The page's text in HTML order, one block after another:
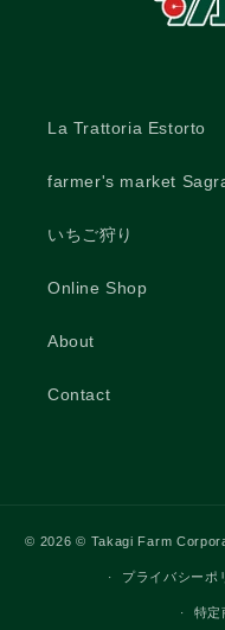
La Trattoria Estorto
farmer's market
いちご狩り
Online Shop
About
Contact
© 2026© Takagi Farm
プライバシーポ
特定